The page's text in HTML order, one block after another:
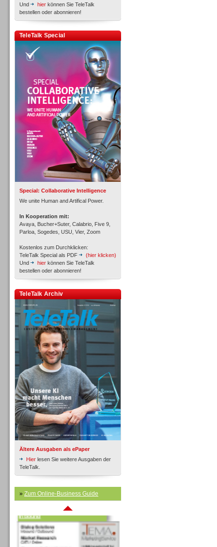
Und
hier können Sie TeleTalk
bestellen oder abonnieren!
TeleTalk Special
Special: Collaborative Intelligence
We unite Human and Artifical Power.
In Kooperation mit:
Avaya, Bucher+Suter, Calabrio, Five 9,
Parloa, Sogedes, USU, Vier, Zoom
Kostenlos zum Durchklicken:
TeleTalk Special als PDF
(hier klicken)
Und
hier können Sie TeleTalk
bestellen oder abonnieren!
TeleTalk Archiv
Ältere Ausgaben als ePaper
Hier lesen Sie weitere Ausgaben der
TeleTalk.
» Zum Online-Business Guide
Personal
Inbound
Inbound
Inbound
Inbound